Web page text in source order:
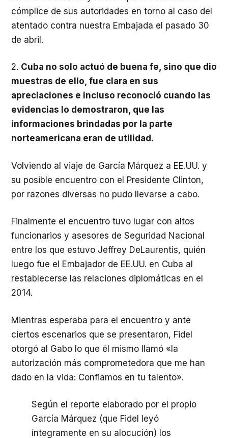
cómplice de sus autoridades en torno al caso del
atentado contra nuestra Embajada el pasado 30
de abril.
2. Cuba no solo actuó de buena fe, sino que dio
muestras de ello, fue clara en sus
apreciaciones e incluso reconoció cuando las
evidencias lo demostraron, que las
informaciones brindadas por la parte
norteamericana eran de utilidad.
Volviendo al viaje de García Márquez a EE.UU. y
su posible encuentro con el Presidente Clinton,
por razones diversas no pudo llevarse a cabo.
Finalmente el encuentro tuvo lugar con altos
funcionarios y asesores de Seguridad Nacional
entre los que estuvo Jeffrey DeLaurentis, quién
luego fue el Embajador de EE.UU. en Cuba al
restablecerse las relaciones diplomáticas en el
2014.
Mientras esperaba para el encuentro y ante
ciertos escenarios que se presentaron, Fidel
otorgó al Gabo lo que él mismo llamó «la
autorización más comprometedora que me han
dado en la vida: Confiamos en tu talento».
Según el reporte elaborado por el propio
García Márquez (que Fidel leyó
íntegramente en su alocución) los